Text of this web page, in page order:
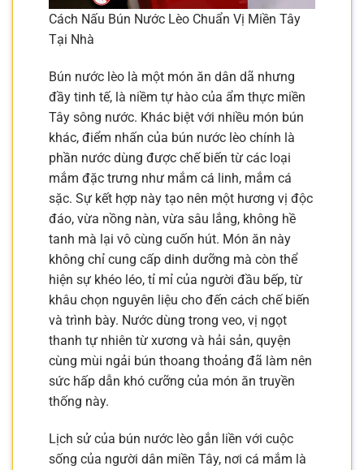
Cách Nấu Bún Nước Lèo Chuẩn Vị Miền Tây
Tại Nhà
Bún nước lèo là một món ăn dân dã nhưng
đầy tinh tế, là niềm tự hào của ẩm thực miền
Tây sông nước. Khác biệt với nhiều món bún
khác, điểm nhấn của bún nước lèo chính là
phần nước dùng được chế biến từ các loại
mắm đặc trưng như mắm cá linh, mắm cá
sặc. Sự kết hợp này tạo nên một hương vị độc
đáo, vừa nồng nàn, vừa sâu lắng, không hề
tanh mà lại vô cùng cuốn hút. Món ăn này
không chỉ cung cấp dinh dưỡng mà còn thể
hiện sự khéo léo, tỉ mỉ của người đầu bếp, từ
khâu chọn nguyên liệu cho đến cách chế biến
và trình bày. Nước dùng trong veo, vị ngọt
thanh tự nhiên từ xương và hải sản, quyện
cùng mùi ngải bún thoang thoảng đã làm nên
sức hấp dẫn khó cưỡng của món ăn truyền
thống này.
Lịch sử của bún nước lèo gắn liền với cuộc
sống của người dân miền Tây, nơi cá mắm là